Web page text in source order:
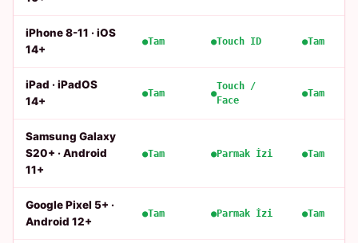
iPhone 8-11 · iOS
14+
Tam Touch ID Tam
iPad · iPadOS
14+
Tam
Touch /
Face
Tam
Samsung Galaxy
S20+ · Android
11+
Tam Parmak İzi Tam
Google Pixel 5+ ·
Android 12+
Tam Parmak İzi Tam